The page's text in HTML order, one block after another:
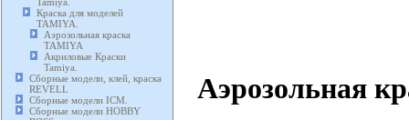
Краска для моделей
TAMIYA.
Аэрозольная краска
TAMIYA
Акриловые Краски
Tamiya.
Сборные модели, клей, краска
REVELL
Сборные модели ICM.
Сборные модели HOBBY
Аэрозольная